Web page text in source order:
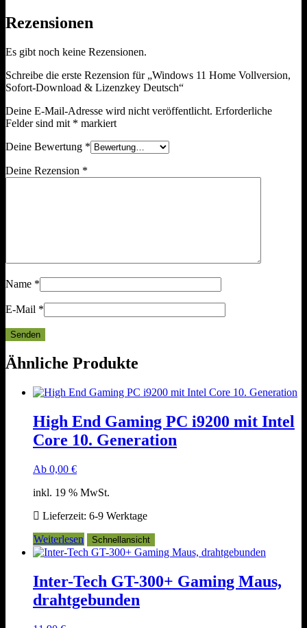
Rezensionen
Es gibt noch keine Rezensionen.
Schreibe die erste Rezension für „Windows 11 Home Vollversion,
Sofort-Download & Lizenzkey Deutsch“
Deine E-Mail-Adresse wird nicht veröffentlicht. Erforderliche
Felder sind mit * markiert
Deine Bewertung *
Deine Rezension *
Name *
E-Mail *
Ähnliche Produkte
High End Gaming PC i9200 mit Intel
Core 10. Generation
Ab 0,00 €
inkl. 19 % MwSt.
Lieferzeit: 6-9 Werktage
Weiterlesen
Schnellansicht
Inter-Tech GT-300+ Gaming Maus,
drahtgebunden